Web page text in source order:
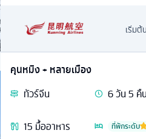
เริ่มต้น
คุนหมิง + หลายเมือง
ทัวร์จีน 6วัน5 คืน
15 มื้ออาหาร ที่พักระดับ